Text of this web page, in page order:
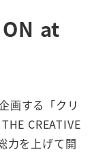
at
画する「クリ
CREATIVE
力を上げて開